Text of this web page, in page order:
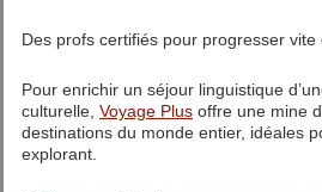
Des profs certifiés pour progresser vite
Pour enrichir un séjour linguistique
culturelle, Voyage Plus offre une mine
destinations du monde entier, idéales
explorant.